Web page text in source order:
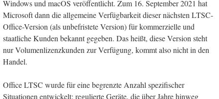
Windows und macOS veröffentlicht. Zum 16. September 2021 hat
Microsoft dann die allgemeine Verfügbarkeit dieser nächsten LTSC-
Office-Version (als unbefristete Version) für kommerzielle und
staatliche Kunden bekannt gegeben. Das heißt, diese Version steht
nur Volumenlizenzkunden zur Verfügung, kommt also nicht in den
Handel.
Office LTSC wurde für eine begrenzte Anzahl spezifischer
Situationen entwickelt: regulierte Geräte, die über Jahre hinweg